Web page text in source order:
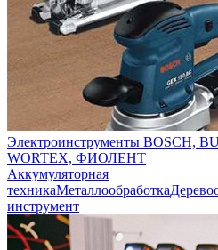
Электроинструменты BOSCH,
WORTEX, ФИОЛЕНТ
Аккумуляторная
техникаМеталлообработка
инструмент